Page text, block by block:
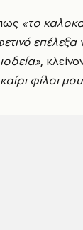
«το
,
φίλοι